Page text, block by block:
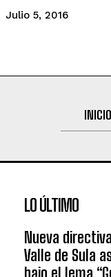
Julio 5, 2016
INICIO
LO ÚLTIMO
Nueva
Valle de Sula